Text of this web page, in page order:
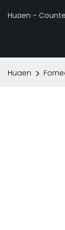
Huaen -
Huaen